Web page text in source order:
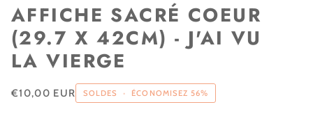
AFFICHE SACRÉ COEUR
(29.7 X 42CM) - J'AI VU
LA VIERGE
€10,00 EUR SOLDES • ÉCONOMISEZ 56%